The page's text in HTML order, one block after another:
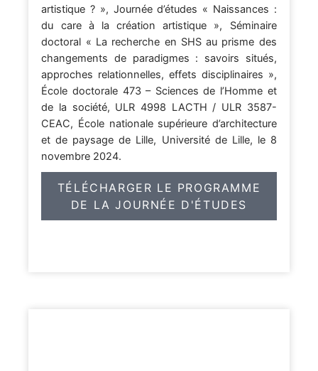
artistique ? », Journée d’études « Naissances :
du care à la création artistique », Séminaire
doctoral « La recherche en SHS au prisme des
changements de paradigmes : savoirs situés,
approches relationnelles, effets disciplinaires »,
École doctorale 473 – Sciences de l’Homme et
de la société, ULR 4998 LACTH / ULR 3587-
CEAC, École nationale supérieure d’architecture
et de paysage de Lille, Université de Lille, le 8
novembre 2024.
TÉLÉCHARGER LE PROGRAMME
DE LA JOURNÉE D'ÉTUDES